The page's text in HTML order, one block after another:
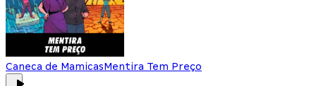
Caneca de MamicasMentira Tem Preço